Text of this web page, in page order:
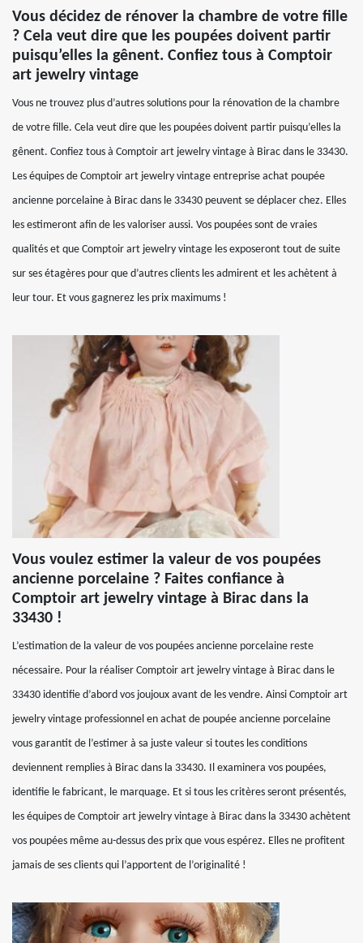
Vous décidez de rénover la chambre de votre fille
? Cela veut dire que les poupées doivent partir
puisqu’elles la gênent. Confiez tous à Comptoir
art jewelry vintage
Vous ne trouvez plus d’autres solutions pour la rénovation de la chambre
de votre fille. Cela veut dire que les poupées doivent partir puisqu’elles la
gênent. Confiez tous à Comptoir art jewelry vintage à Birac dans le 33430.
Les équipes de Comptoir art jewelry vintage entreprise achat poupée
ancienne porcelaine à Birac dans le 33430 peuvent se déplacer chez. Elles
les estimeront afin de les valoriser aussi. Vos poupées sont de vraies
qualités et que Comptoir art jewelry vintage les exposeront tout de suite
sur ses étagères pour que d’autres clients les admirent et les achètent à
leur tour. Et vous gagnerez les prix maximums !
Vous voulez estimer la valeur de vos poupées
ancienne porcelaine ? Faites confiance à
Comptoir art jewelry vintage à Birac dans la
33430 !
L’estimation de la valeur de vos poupées ancienne porcelaine reste
nécessaire. Pour la réaliser Comptoir art jewelry vintage à Birac dans le
33430 identifie d’abord vos joujoux avant de les vendre. Ainsi Comptoir art
jewelry vintage professionnel en achat de poupée ancienne porcelaine
vous garantit de l’estimer à sa juste valeur si toutes les conditions
deviennent remplies à Birac dans la 33430. Il examinera vos poupées,
identifie le fabricant, le marquage. Et si tous les critères seront présentés,
les équipes de Comptoir art jewelry vintage à Birac dans la 33430 achètent
vos poupées même au-dessus des prix que vous espérez. Elles ne profitent
jamais de ses clients qui l’apportent de l’originalité !